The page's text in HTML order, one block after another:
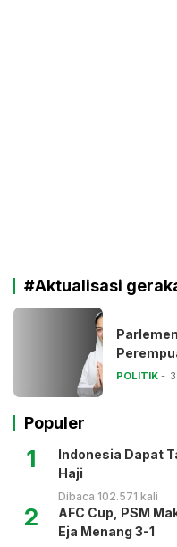
#Aktualisasi
POLITIK
Populer
1
Indonesia Dapat
Haji
Dibaca 102.571 kali
2
AFC Cup, PSM
Eja Menang 3-1